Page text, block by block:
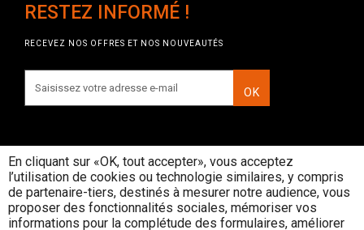
RESTEZ INFORMÉ !
RECEVEZ NOS OFFRES ET NOS NOUVEAUTÉS
OK
INTERDICTION DE VENTE DE
BOISSONS ALCOOLIQUES AUX
MINEURS DE MOINS DE 18 ANS
En cliquant sur «OK, tout accepter», vous acceptez
l’utilisation de cookies ou technologie similaires, y compris
de partenaire-tiers, destinés à mesurer notre audience, vous
proposer des fonctionnalités sociales, mémoriser vos
informations pour la complétude des formulaires, améliorer